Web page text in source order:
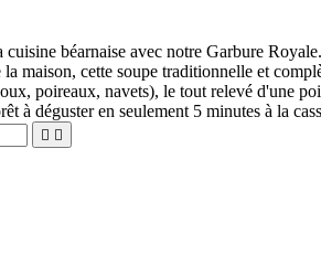
béarnaise avec notre Garbure Royale.
maison, cette soupe traditionnelle et
poireaux, navets), le tout relevé d'une
à déguster en seulement 5 minutes à la
 